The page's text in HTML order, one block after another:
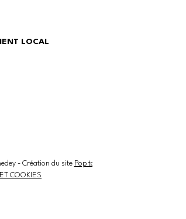
LOCAL
- Création du site Pop ta pub
COOKIES